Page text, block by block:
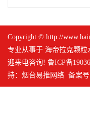
Copyright © http://
专业从事于 海帝拉克颗粒
迎来电咨询! 鲁ICP备
持： 烟台易推网络 备案号